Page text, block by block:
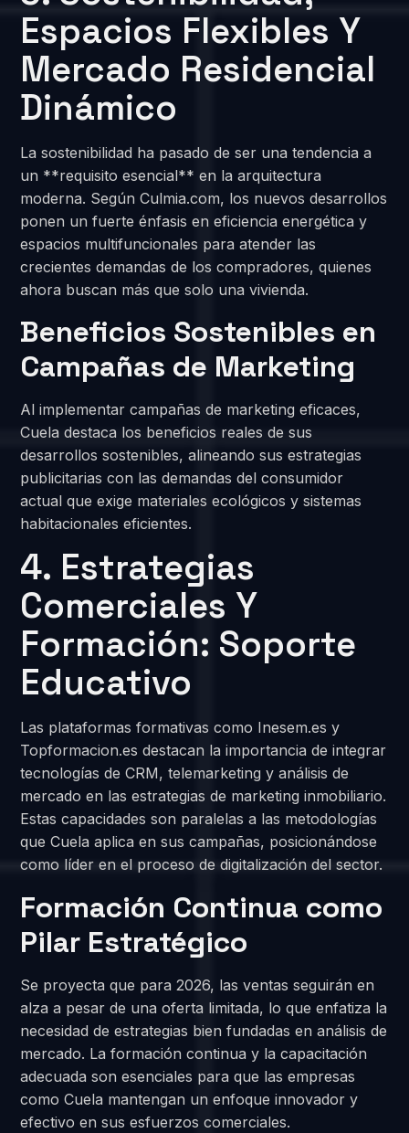
Espacios Flexibles Y
Mercado Residencial
Dinámico
La sostenibilidad ha pasado de ser una tendencia a
un **requisito esencial** en la arquitectura
moderna. Según Culmia.com, los nuevos desarrollos
ponen un fuerte énfasis en eficiencia energética y
espacios multifuncionales para atender las
crecientes demandas de los compradores, quienes
ahora buscan más que solo una vivienda.
Beneficios Sostenibles en
Campañas de Marketing
Al implementar campañas de marketing eficaces,
Cuela destaca los beneficios reales de sus
desarrollos sostenibles, alineando sus estrategias
publicitarias con las demandas del consumidor
actual que exige materiales ecológicos y sistemas
habitacionales eficientes.
4. Estrategias
Comerciales Y
Formación: Soporte
Educativo
Las plataformas formativas como Inesem.es y
Topformacion.es destacan la importancia de integrar
tecnologías de CRM, telemarketing y análisis de
mercado en las estrategias de marketing inmobiliario.
Estas capacidades son paralelas a las metodologías
que Cuela aplica en sus campañas, posicionándose
como líder en el proceso de digitalización del sector.
Formación Continua como
Pilar Estratégico
Se proyecta que para 2026, las ventas seguirán en
alza a pesar de una oferta limitada, lo que enfatiza la
necesidad de estrategias bien fundadas en análisis de
mercado. La formación continua y la capacitación
adecuada son esenciales para que las empresas
como Cuela mantengan un enfoque innovador y
efectivo en sus esfuerzos comerciales.